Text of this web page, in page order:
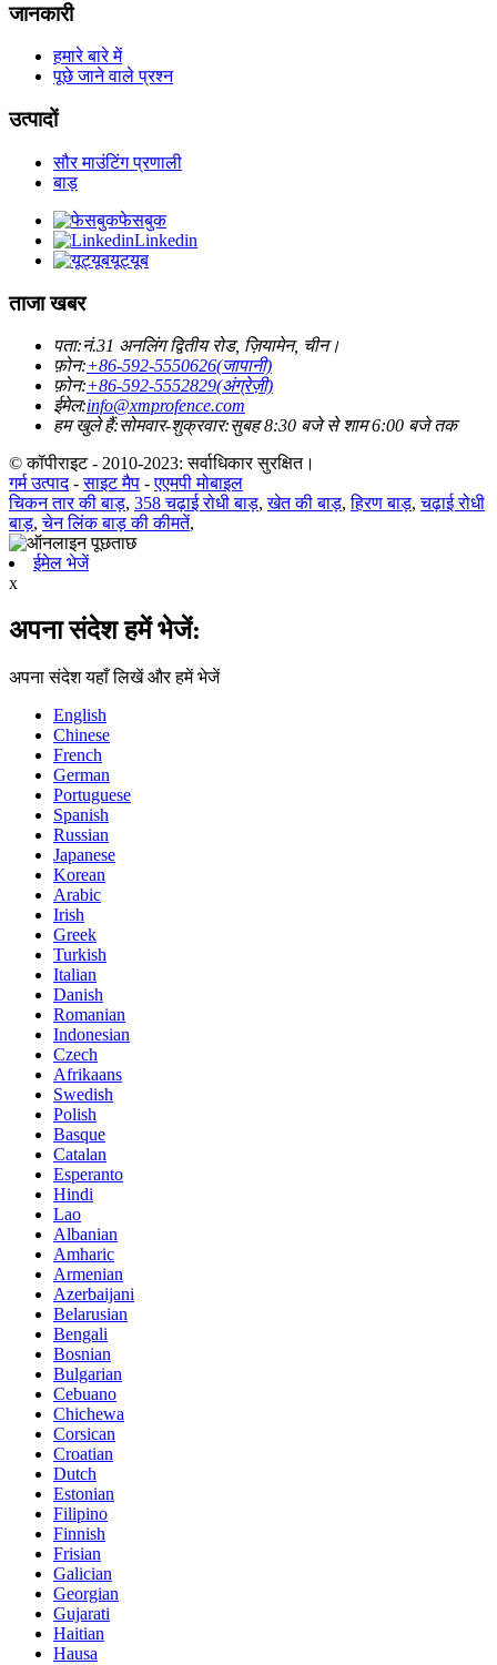
जानकारी
हमारे बारे में
पूछे जाने वाले प्रश्न
उत्पादों
सौर माउंटिंग प्रणाली
बाड़
फेसबुक
Linkedin
यूट्यूब
ताजा खबर
पता:नं.31 अनलिंग द्वितीय रोड, ज़ियामेन, चीन।
फ़ोन:+86-592-5550626(जापानी)
फ़ोन:+86-592-5552829(अंग्रेज़ी)
ईमेल:info@xmprofence.com
हम खुले हैं:सोमवार-शुक्रवार:सुबह 8:30 बजे से शाम 6:00 बजे तक
© कॉपीराइट - 2010-2023: सर्वाधिकार सुरक्षित।
गर्म उत्पाद-साइट मैप -एएमपी मोबाइल
चिकन तार की बाड़, 358 चढ़ाई रोधी बाड़,खेत की बाड़,हिरण बाड़,चढ़ाई रोधी
बाड़,चेन लिंक बाड़ की कीमतें,
ईमेल भेजें
x
अपना संदेश हमें भेजें:
अपना संदेश यहाँ लिखें और हमें भेजें
English
Chinese
French
German
Portuguese
Spanish
Russian
Japanese
Korean
Arabic
Irish
Greek
Turkish
Italian
Danish
Romanian
Indonesian
Czech
Afrikaans
Swedish
Polish
Basque
Catalan
Esperanto
Hindi
Lao
Albanian
Amharic
Armenian
Azerbaijani
Belarusian
Bengali
Bosnian
Bulgarian
Cebuano
Chichewa
Corsican
Croatian
Dutch
Estonian
Filipino
Finnish
Frisian
Galician
Georgian
Gujarati
Haitian
Hausa